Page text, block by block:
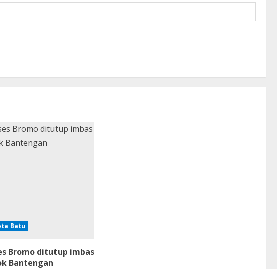
Batu
Bromo ditutup imbas
Bantengan